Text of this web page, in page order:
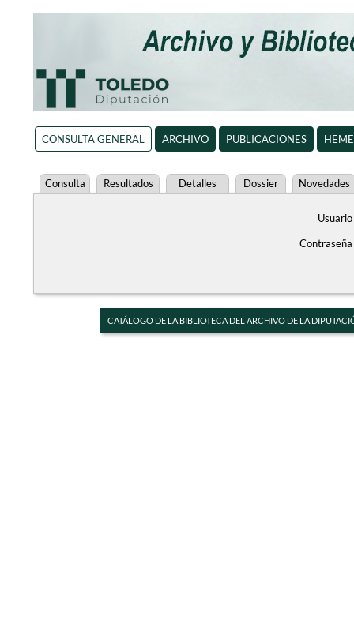
CONSULTA GENERAL ARCHIVO PUBLICACIONES
Consulta Resultados Detalles Dossier Novedades
Usuario
Contraseña
CATÁLOGO DE LA BIBLIOTECA DEL ARCHIVO DE LA